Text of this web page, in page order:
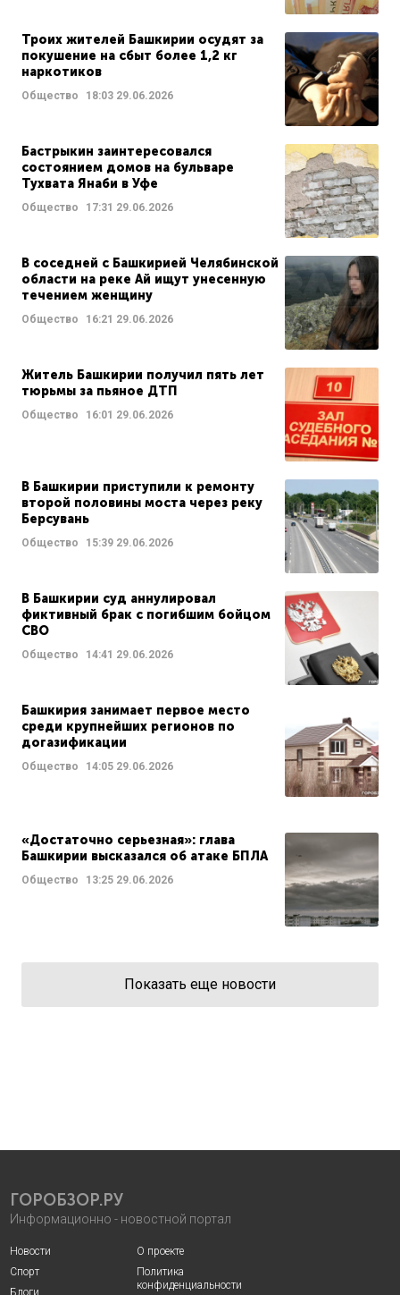
Троих жителей Башкирии осудят за
покушение на сбыт более 1,2 кг
наркотиков
Общество 18:03 29.06.2026
Бастрыкин заинтересовался
состоянием домов на бульваре
Тухвата Янаби в Уфе
Общество 17:31 29.06.2026
В соседней с Башкирией Челябинской
области на реке Ай ищут унесенную
течением женщину
Общество 16:21 29.06.2026
Житель Башкирии получил пять лет
тюрьмы за пьяное ДТП
Общество 16:01 29.06.2026
В Башкирии приступили к ремонту
второй половины моста через реку
Берсувань
Общество 15:39 29.06.2026
В Башкирии суд аннулировал
фиктивный брак с погибшим бойцом
СВО
Общество 14:41 29.06.2026
Башкирия занимает первое место
среди крупнейших регионов по
догазификации
Общество 14:05 29.06.2026
«Достаточно серьезная»: глава
Башкирии высказался об атаке БПЛА
Общество 13:25 29.06.2026
Показать еще новости
ГОРОБЗОР.РУ
Информационно - новостной портал
Новости
Спорт
Блоги
О проекте
Политика
конфиденциальности